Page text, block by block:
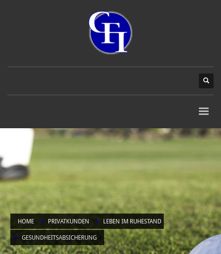
HOME PRIVATKUNDEN LEBEN IM RUHESTAND
GESUNDHEITSABSICHERUNG